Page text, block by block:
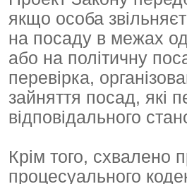
якщо особа
на посаду в межах
або на політичну
перевірка,
зайняття посад, які
відповідального
Крім того, схвалено
процесуального